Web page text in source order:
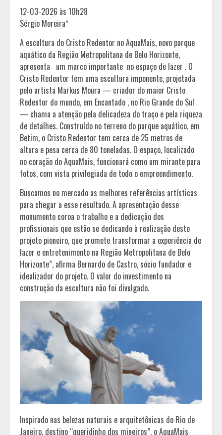
12-03-2026 às 10h28
Sérgio Moreira*
A escultura do Cristo Redentor no AquaMais, novo parque
aquático da Região Metropolitana de Belo Horizonte,
apresenta um marco importante no espaço de lazer . O
Cristo Redentor tem uma escultura imponente, projetada
pelo artista Markus Moura — criador do maior Cristo
Redentor do mundo, em Encantado , no Rio Grande do Sul
— chama a atenção pela delicadeza do traço e pela riqueza
de detalhes. Construído no terreno do parque aquático, em
Betim, o Cristo Redentor tem cerca de 25 metros de
altura e pesa cerca de 80 toneladas. O espaço, localizado
no coração do AquaMais, funcionará como um mirante para
fotos, com vista privilegiada de todo o empreendimento.
Buscamos no mercado as melhores referências artísticas
para chegar a esse resultado. A apresentação desse
monumento coroa o trabalho e a dedicação dos
profissionais que estão se dedicando à realização deste
projeto pioneiro, que promete transformar a experiência de
lazer e entretenimento na Região Metropolitana de Belo
Horizonte”, afirma Bernardo de Castro, sócio fundador e
idealizador do projeto. O valor do investimento na
construção da escultura não foi divulgado.
Inspirado nas belezas naturais e arquitetônicas do Rio de
Janeiro, destino “queridinho dos mineiros”, o AquaMais